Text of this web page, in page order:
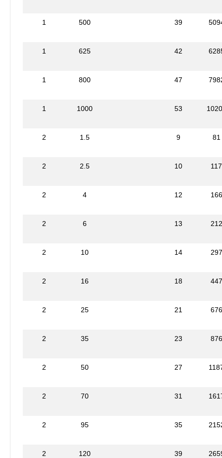
1 500 39
1 625 42
1 800 47
1 1000 53
2 1.5 9 81
2 2.5 10 117
2 4 12 166
2 6 13 212
2 10 14 297
2 16 18 447
2 25 21 676
2 35 23 876
2 50 27
2 70 31
2 95 35
2 120 39